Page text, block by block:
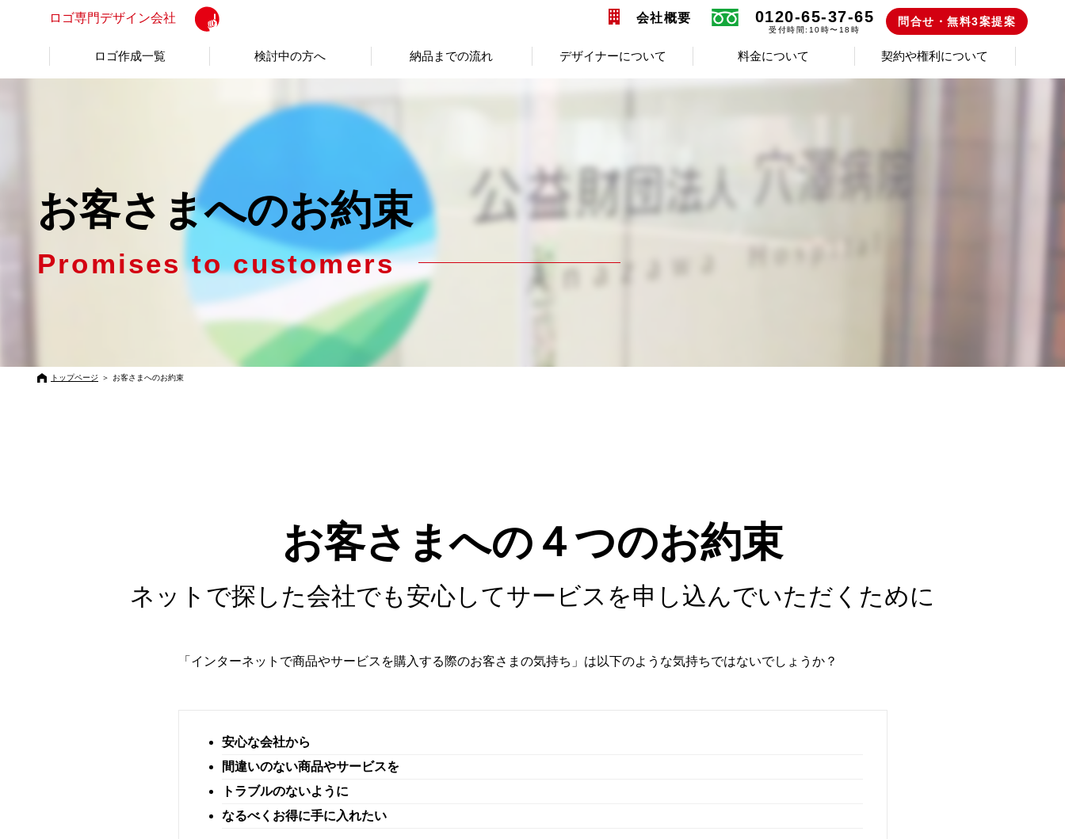
ロゴ専門デザイン会社 会社概要 0120-65-37-65
受付時間:10時〜18時
問合せ・無料3案提案
ロゴ作成一覧 検討中の方へ 納品までの流れ デザイナーについて 料金について 契約や権利について
お客さまへのお約束
Promises to customers
トップページ ＞ お客さまへのお約束
お客さまへの４つのお約束
ネットで探した会社でも安心してサービスを申し込んでいただくために
「インターネットで商品やサービスを購入する際のお客さまの気持ち」は以下のような気持ちではないでしょうか？
安心な会社から
間違いのない商品やサービスを
トラブルのないように
なるべくお得に手に入れたい